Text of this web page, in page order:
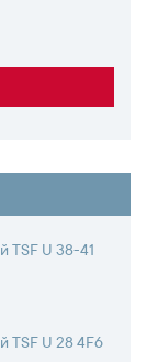
TSF U 38-41
TSF U 28 4F6